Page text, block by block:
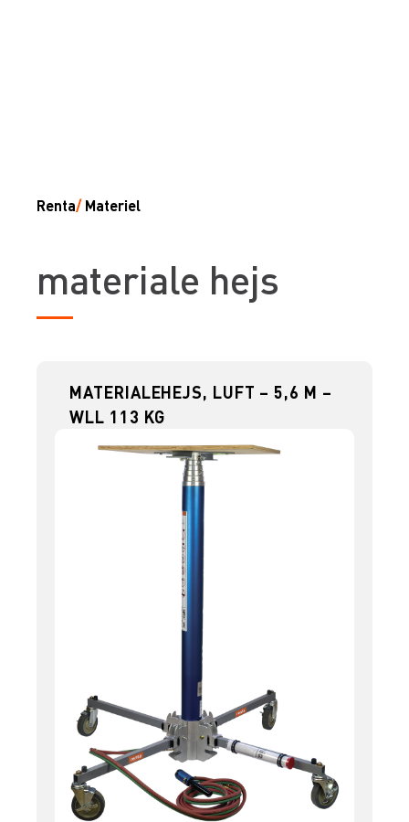
Renta/ Materiel
materiale hejs
MATERIALEHEJS, LUFT – 5,6 M –
WLL 113 KG